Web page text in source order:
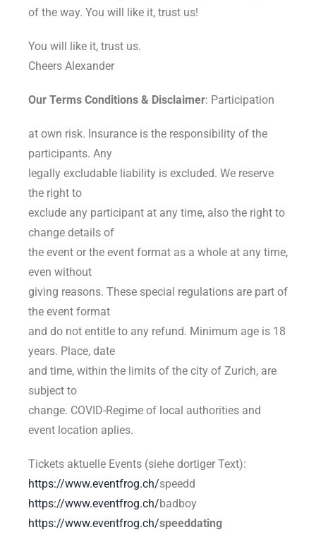
of the way. You will like it, trust us!
You will like it, trust us.
Cheers Alexander
Our Terms Conditions & Disclaimer: Participation
at own risk. Insurance is the responsibility of the
participants. Any
legally excludable liability is excluded. We reserve
the right to
exclude any participant at any time, also the right to
change details of
the event or the event format as a whole at any time,
even without
giving reasons. These special regulations are part of
the event format
and do not entitle to any refund. Minimum age is 18
years. Place, date
and time, within the limits of the city of Zurich, are
subject to
change. COVID-Regime of local authorities and
event location aplies.
Tickets aktuelle Events (siehe dortiger Text):
https://www.eventfrog.ch/speedd
https://www.eventfrog.ch/badboy
https://www.eventfrog.ch/speeddating